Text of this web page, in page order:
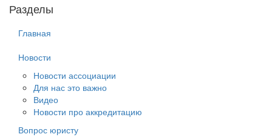
Разделы
Главная
Новости
Новости ассоциации
Для нас это важно
Видео
Новости про аккредитацию
Вопрос юристу